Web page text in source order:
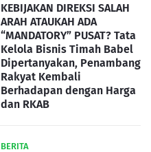
KEBIJAKAN DIREKSI SALAH
ARAH ATAUKAH ADA
“MANDATORY” PUSAT? Tata
Kelola Bisnis Timah Babel
Dipertanyakan, Penambang
Rakyat Kembali
Berhadapan dengan Harga
dan RKAB
BERITA